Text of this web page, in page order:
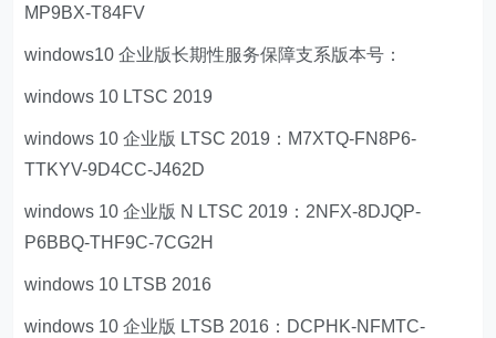
MP9BX-T84FV
windows10 企业版长期性服务保障支系版本号：
windows 10 LTSC 2019
windows 10 企业版 LTSC 2019：M7XTQ-FN8P6-
TTKYV-9D4CC-J462D
windows 10 企业版 N LTSC 2019：2NFX-8DJQP-
P6BBQ-THF9C-7CG2H
windows 10 LTSB 2016
windows 10 企业版 LTSB 2016：DCPHK-NFMTC-